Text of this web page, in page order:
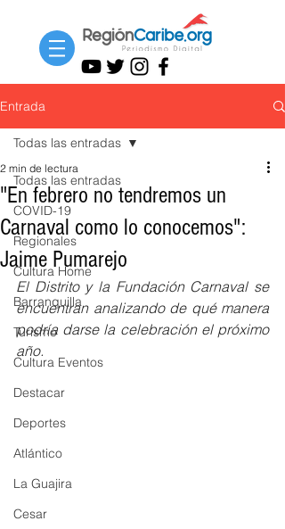
Entrada
Todas las entradas
COVID-19
Regionales
Cultura Home
Barranquilla
Turismo
Cultura Eventos
Destacar
Deportes
Atlántico
La Guajira
Cesar
Todas las entradas
"En febrero no tendremos un
Carnaval como lo conocemos":
Jaime Pumarejo
2 min de lectura
El Distrito y la Fundación Carnaval se
encuentran analizando de qué manera
podría darse la celebración el próximo
año.